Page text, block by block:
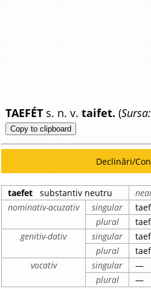
TAEFÉT s. n. v.taifet. (
Copy to clipboard
Declinări/
taefet substantiv neutru
nominativ-acuzativ
singular taef
plural
taef
genitiv-dativ
singular taef
plural
taef
vocativ
singular
—
plural
—